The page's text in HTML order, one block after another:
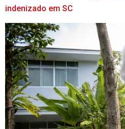
indenizado em SC